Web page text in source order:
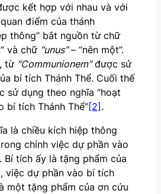
kết hợp với nhau và với
điểm của thánh
thông” bắt nguồn từ chữ
và chữ “unus”– “nên một”.
từ “Communionem”được sử
bí tích Thánh Thể. Cuối thế
sử dụng theo nghĩa “hoạt
bí tích Thánh Thể”[2].
là chiều kích hiệp thông
chính việc dự phần vào
Bí tích ấy là tặng phẩm của
việc dự phần vào bí tích
một tặng phẩm của ơn cứu